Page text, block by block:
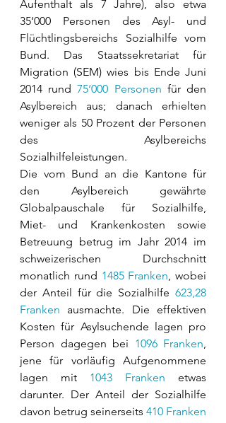
Aufenthalt als 7 Jahre), also etwa
35‘000 Personen des Asyl- und
Flüchtlingsbereichs Sozialhilfe vom
Bund. Das Staatssekretariat für
Migration (SEM) wies bis Ende Juni
2014 rund 75‘000 Personen für den
Asylbereich aus; danach erhielten
weniger als 50 Prozent der Personen
des Asylbereichs
Sozialhilfeleistungen.
Die vom Bund an die Kantone für
den Asylbereich gewährte
Globalpauschale für Sozialhilfe,
Miet- und Krankenkosten sowie
Betreuung betrug im Jahr 2014 im
schweizerischen Durchschnitt
monatlich rund 1485 Franken, wobei
der Anteil für die Sozialhilfe 623,28
Franken ausmachte. Die effektiven
Kosten für Asylsuchende lagen pro
Person dagegen bei 1096 Franken,
jene für vorläufig Aufgenommene
lagen mit 1043 Franken etwas
darunter. Der Anteil der Sozialhilfe
davon betrug seinerseits 410 Franken